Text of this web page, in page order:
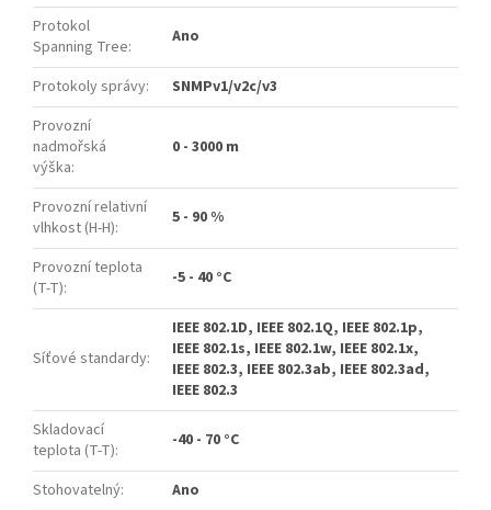
Protokol
Spanning Tree: Ano
Protokoly správy:
SNMPv1/v2c/v3
Provozní
nadmořská
výška:
0 - 3000 m
Provozní relativní
vlhkost (H-H): 5 - 90 %
Provozní teplota
(T-T): -5 - 40 °C
Síťové standardy:
IEEE 802.1D, IEEE 802.1Q, IEEE 802.1p,
IEEE 802.1s, IEEE 802.1w, IEEE 802.1x,
IEEE 802.3, IEEE 802.3ab, IEEE 802.3ad,
IEEE 802.3
Skladovací
teplota (T-T): -40 - 70 °C
Stohovatelný:
Ano